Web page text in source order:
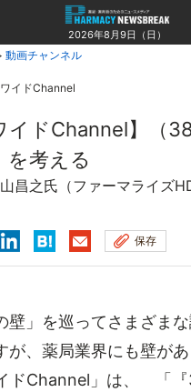
2026年8月9日（日）
動画チャンネル
イドChannel
イドChannel】（
を考える
之氏（ファーマライズHD
保存
」を巡ってさまざま
が、薬局業界にも壁が
ドChannel」は、 「『